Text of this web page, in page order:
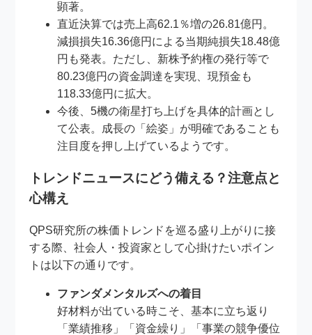
顕著。
直近決算では売上高62.1％増の26.81億円。
減損損失16.36億円による当期純損失18.48億
円も発表。ただし、新株予約権の発行等で
80.23億円の資金調達を実現、現預金も
118.33億円に拡大。
今後、5機の衛星打ち上げを具体的計画とし
て公表。成長の「絵姿」が明確であることも
注目度を押し上げているようです。
トレンドニュースにどう備える？注意点と
心構え
QPS研究所の株価トレンドを巡る盛り上がりに接
する際、社会人・投資家として心掛けたいポイン
トは以下の通りです。
ファンダメンタルズへの着目
好材料が出ている時こそ、基本に立ち返り
「業績推移」「資金繰り」「事業の競争優位